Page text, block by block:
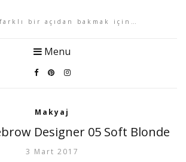
bir açıdan bakmak için…
Menu
Makyaj
Designer 05 Soft Blonde
3 Mart 2017